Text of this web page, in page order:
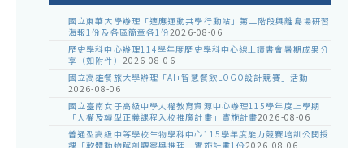
國立東華大學辦理「適應運動共學行動站」第二階段與離島場研習
海報1份及各區簡章各1份2026-08-06
歷史學科中心辦理114學年度歷史學科中心線上讀書會暑期成果分
享（如附件） 2026-08-06
國立高雄餐旅大學辦理「AI+智慧餐飲LOGO設計競賽」活動
2026-08-06
國立臺南女子高級中學人權教育資源中心辦理115學年度上學期
「人權及轉型正義課程入校推廣計畫」實施計畫2026-08-06
普通型高級中等學校生物學科中心115學年度能力競賽培訓公開授
課「軟體動物解剖觀察與推理」實施計畫1份2026-08-06